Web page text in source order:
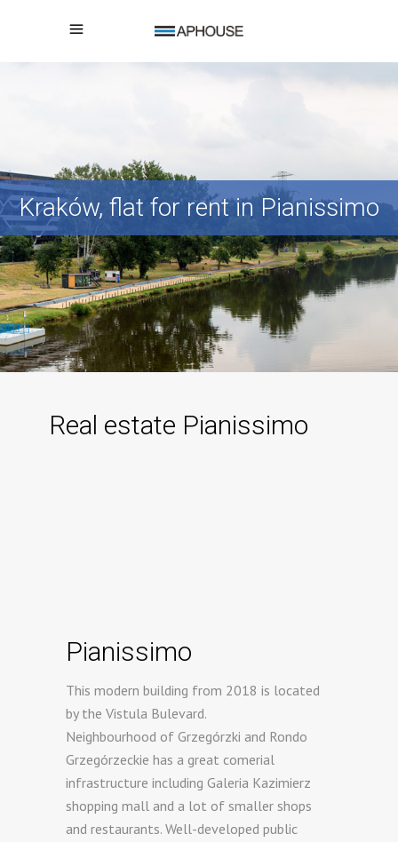
Kraków, flat for rent in Pianissimo
Real estate Pianissimo
Pianissimo
This modern building from 2018 is located
by the Vistula Bulevard.
Neighbourhood of Grzegórzki and Rondo
Grzegórzeckie has a great comerial
infrastructure including Galeria Kazimierz
shopping mall and a lot of smaller shops
and restaurants. Well-developed public